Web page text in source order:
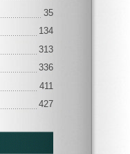
35
134
313
336
411
427